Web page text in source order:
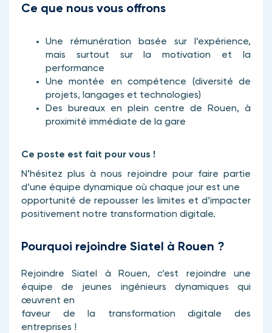
Ce que nous vous offrons
Une rémunération basée sur l’expérience,
mais surtout sur la motivation et la
performance
Une montée en compétence (diversité de
projets, langages et technologies)
Des bureaux en plein centre de Rouen, à
proximité immédiate de la gare
Ce poste est fait pour vous !
N’hésitez plus à nous rejoindre pour faire partie
d’une équipe dynamique où chaque jour est une
opportunité de repousser les limites et d’impacter
positivement notre transformation digitale.
Pourquoi rejoindre Siatel à Rouen ?
Rejoindre Siatel à Rouen, c’est rejoindre une
équipe de jeunes ingénieurs dynamiques qui
œuvrent en
faveur de la transformation digitale des
entreprises !